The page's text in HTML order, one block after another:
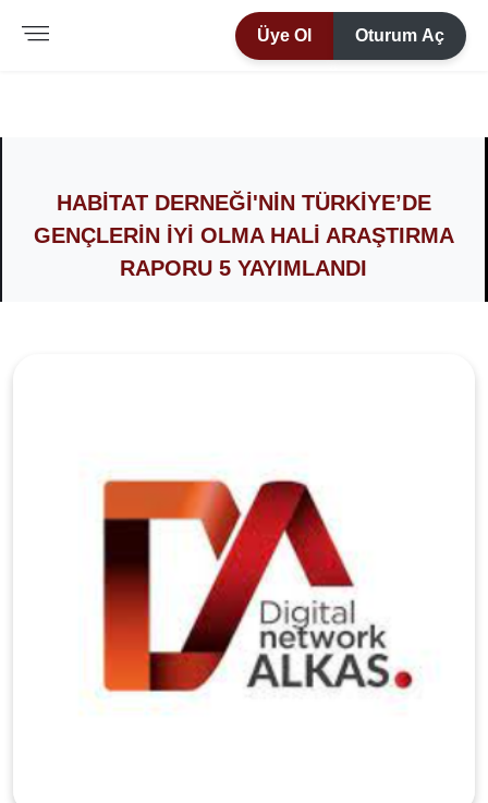
Üye Ol Oturum Aç
HABITAT DERNEĞI'NIN TÜRKIYE’DE
GENÇLERIN İYI OLMA HALI ARAŞTIRMA
RAPORU 5 YAYIMLANDI